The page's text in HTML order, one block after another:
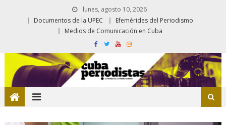
lunes, agosto 10, 2026
Documentos de la UPEC
Efemérides del Periodismo
Medios de Comunicación en Cuba